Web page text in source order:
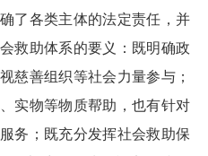
了各类主体的法定责任，并
救助体系的要义：既明确政
慈善组织等社会力量参与；
实物等物质帮助，也有针对
务；既充分发挥社会救助保